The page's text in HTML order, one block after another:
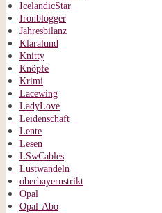
IcelandicStar
Ironblogger
Jahresbilanz
Klaralund
Knitty
Knöpfe
Krimi
Lacewing
LadyLove
Leidenschaft
Lente
Lesen
LSwCables
Lustwandeln
oberbayernstrikt
Opal
Opal-Abo